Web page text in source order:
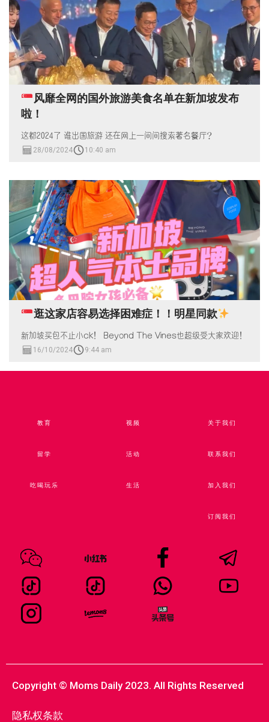
风靡全网的国外旅游美食名单在新加坡发布
啦！
28/08/2024 10:40 am
逛这家店容易选择困难症！！明星同款
新加坡买包不止小ck！ Beyond The Vines也超级受大家欢迎！
16/10/2024 9:44 am
教育
留学
吃喝玩乐
视频​
活动
生活
关于我们
联系我们
加入我们
订阅我们
Copyright © Moms Daily 2023. All Rights Reserved
隐私权条款